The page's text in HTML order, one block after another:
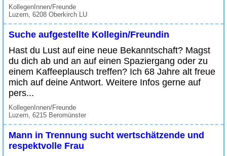
KollegenInnen/Freunde
Luzern, 6208 Oberkirch LU
Suche aufgestellte Kollegin/Freundin
Hast du Lust auf eine neue Bekanntschaft? Magst
du dich ab und an auf einen Spaziergang oder zu
einem Kaffeeplausch treffen? Ich 68 Jahre alt freue
mich auf deine Antwort. Weitere Infos gerne auf
pers...
KollegenInnen/Freunde
Luzern, 6215 Beromünster
Mann in Trennung sucht wertschätzende und
respektvolle Frau